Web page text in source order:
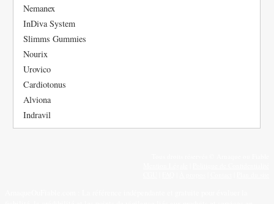
Nemanex
InDiva System
Slimms Gummies
Nourix
Urovico
Cardiotonus
Alviona
Indravil